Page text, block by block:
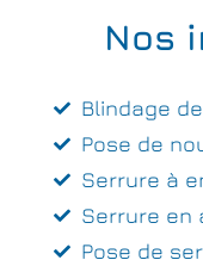
Nos
Blindage
Pose de
Serrure à
Serrure en
Pose de